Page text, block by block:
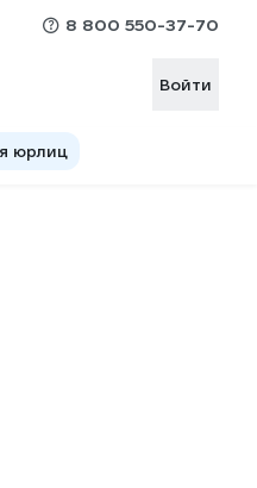
8 800 550-37-70
Войти
юрлиц